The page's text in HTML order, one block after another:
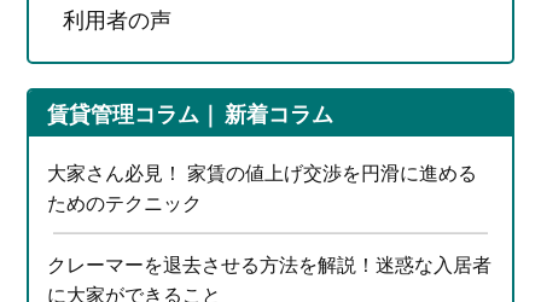
利用者の声
賃貸管理コラム 新着コラム
大家さん必見！ 家賃の値上げ交渉を円滑に進める
ためのテクニック
クレーマーを退去させる方法を解説！迷惑な入居者
に大家ができること